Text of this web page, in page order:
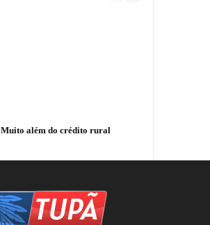
Muito além do crédito rural